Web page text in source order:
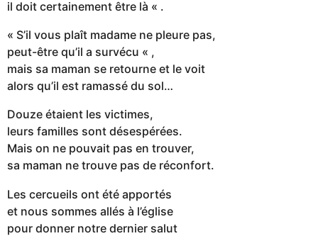
il doit certainement être là « .
« S’il vous plaît madame ne pleure pas,
peut-être qu’il a survécu « ,
mais sa maman se retourne et le voit
alors qu’il est ramassé du sol…
Douze étaient les victimes,
leurs familles sont désespérées.
Mais on ne pouvait pas en trouver,
sa maman ne trouve pas de réconfort.
Les cercueils ont été apportés
et nous sommes allés à l’église
pour donner notre dernier salut